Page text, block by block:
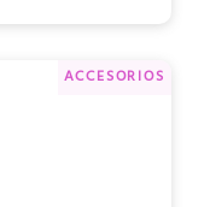
ACCESORIOS